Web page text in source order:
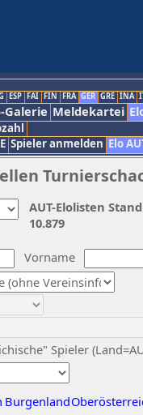
ESP FAI FIN FRA GER GRE INA
Galerie Meldekartei
Spieler anmelden Elo
Vorname
Spieler
Burgenland
AUT-Elolisten
10.879